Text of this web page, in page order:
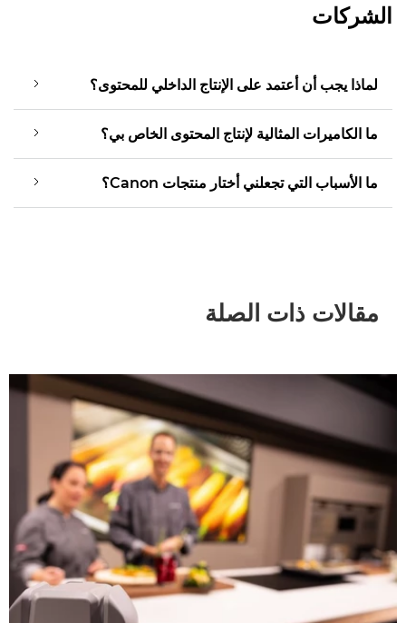
الشركات
لماذا يجب أن أعتمد على الإنتاج الداخلي للمحتوى؟
ما الكاميرات المثالية لإنتاج المحتوى الخاص بي؟
ما الأسباب التي تجعلني أختار منتجات Canon؟
مقالات ذات الصلة